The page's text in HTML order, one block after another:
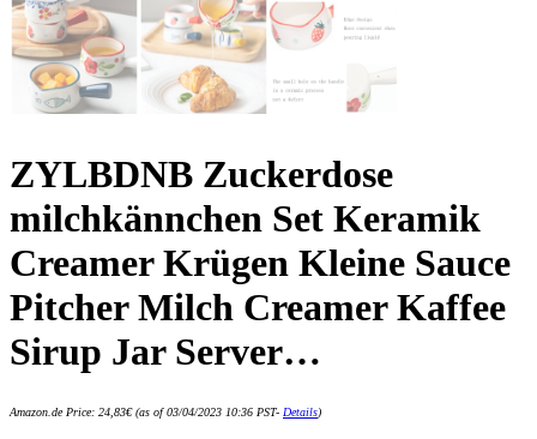
ZYLBDNB Zuckerdose
milchkännchen Set Keramik
Creamer Krügen Kleine Sauce
Pitcher Milch Creamer Kaffee
Sirup Jar Server…
Amazon.de Price: 24,83€(as of 03/04/2023 10:36 PST- Details)